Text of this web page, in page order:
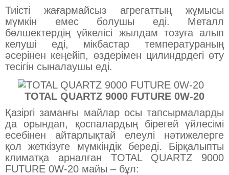
Тиісті жағармайсыз агрегаттың жұмысы
мүмкін емес болушы еді. Металл
бөлшектердің үйкелісі жылдам тозуға алып
келуші еді, мікбастар температураның
әсерінен кеңейіп, өздерімен цилиндрдегі өту
тесігін сыналаушы еді.
TOTAL QUARTZ 9000 FUTURE 0W-20
Қазіргі заманғы майлар осы тапсырмаларды
да орындап, қоспалардың бірегей үйлесімі
есебінен айтарлықтай елеулі нәтижелерге
қол жеткізуге мүмкіндік береді. Бірқалыпты
климатқа арналған TOTAL QUARTZ 9000
FUTURE 0W-20 майы – бұл: